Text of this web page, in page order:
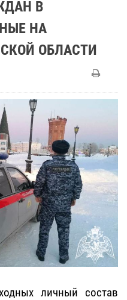
В
НА
ОБЛАСТИ
личный состав